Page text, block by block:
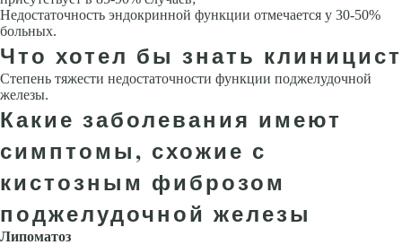
Недостаточность эндокринной функции отмечается у 30-50%
больных.
Что хотел бы знать клиницист
Степень тяжести недостаточности функции поджелудочной
железы.
Какие заболевания имеют
симптомы, схожие с
кистозным фиброзом
поджелудочной железы
Липоматоз